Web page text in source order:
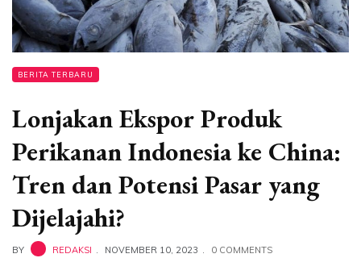
BERITA TERBARU
Lonjakan Ekspor Produk
Perikanan Indonesia ke China:
Tren dan Potensi Pasar yang
Dijelajahi?
BY REDAKSI NOVEMBER 10, 2023 0 COMMENTS